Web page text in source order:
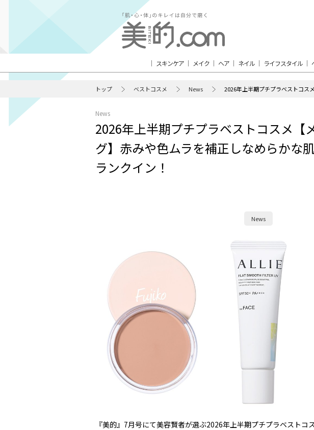
スキンケア メイク ヘア ネイル ライフスタイル
トップ ベストコスメ News 2026年上半期プチプラベストコス
News
2026年上半期プチプラベストコスメ【
グ】赤みや色ムラを補正しなめらかな
ランクイン！
News
『美的』7月号にて美容賢者が選ぶ2026年上半期プチプラベストコ